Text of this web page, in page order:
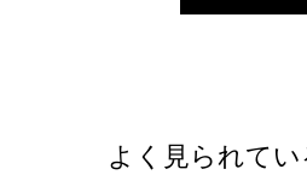
よく見られて